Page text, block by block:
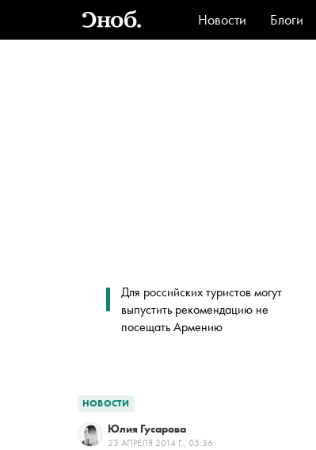
Новости Блоги
Стиль
Для российских туристов могут
выпустить рекомендацию не
посещать Армению
НОВОСТИ
Юлия Гусарова
23 АПРЕЛЯ 2014 Г., 05:36